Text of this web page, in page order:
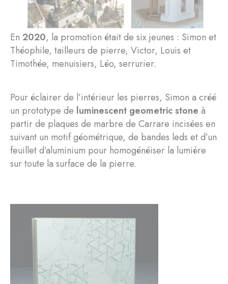
En 2020, la promotion était de six jeunes : Simon et
Théophile, tailleurs de pierre, Victor, Louis et
Timothée, menuisiers, Léo, serrurier.
Pour éclairer de l’intérieur les pierres, Simon a créé
un prototype de luminescent geometric stone à
partir de plaques de marbre de Carrare incisées en
suivant un motif géométrique, de bandes leds et d’un
feuillet d’aluminium pour homogénéiser la lumière
sur toute la surface de la pierre.